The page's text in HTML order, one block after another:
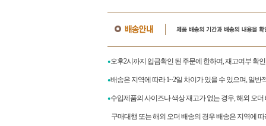
●오후2시까지 입금확인 된 주문에 한하여, 재고여부 확
●배송은 지역에 따라 1~2일 차이가 있을 수 있으며, 일
●수입제품의 사이즈나 색상 재고가 없는 경우, 해외 오
구매대행 또는 해외 오더 배송의 경우 배송은 지역에